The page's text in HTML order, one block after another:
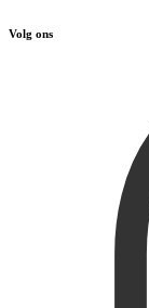
Volg ons